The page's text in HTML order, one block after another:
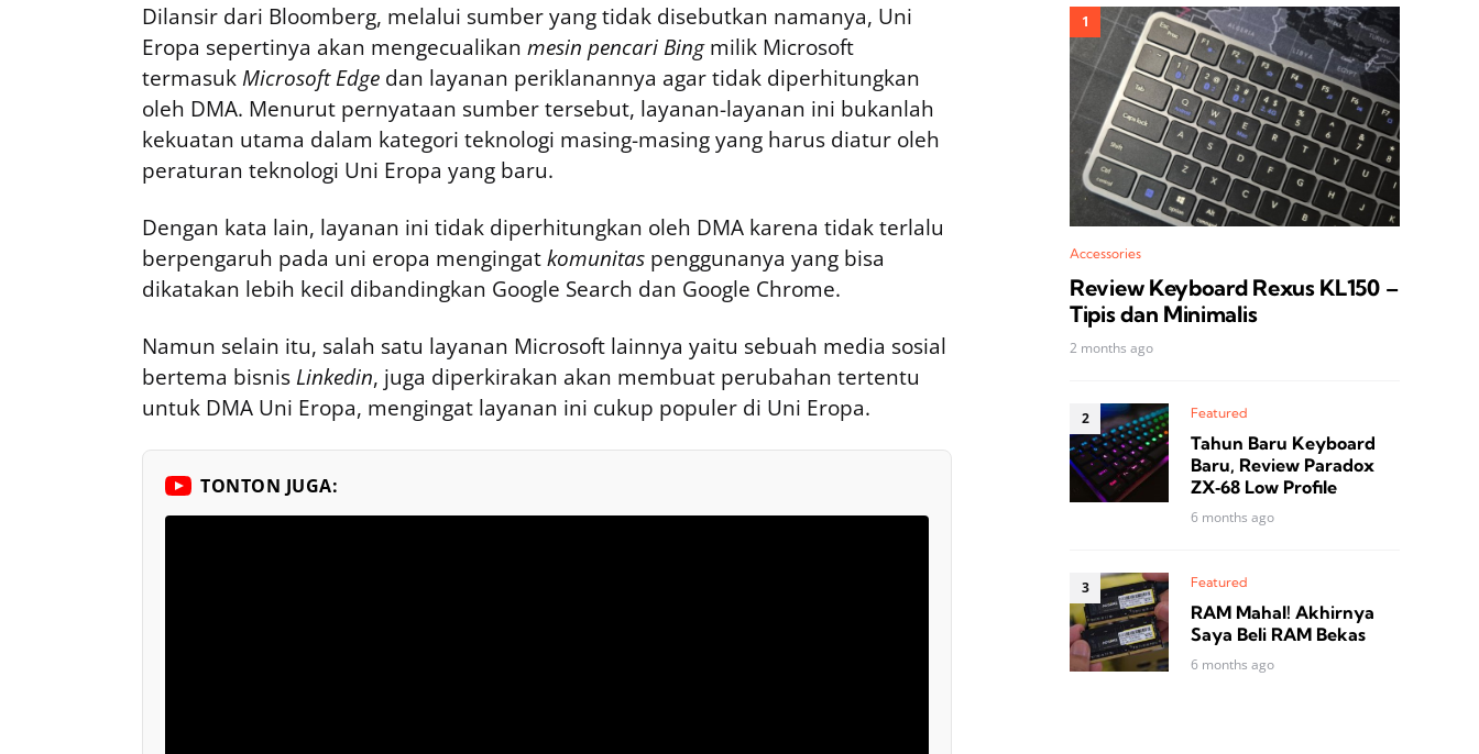
Dilansir dari Bloomberg, melalui sumber yang tidak disebutkan namanya, Uni
Eropa sepertinya akan mengecualikan mesin pencari Bingmilik Microsoft
termasukMicrosoft Edge dan layanan periklanannya agar tidak diperhitungkan
oleh DMA. Menurut pernyataan sumber tersebut, layanan-layanan ini bukanlah
kekuatan utama dalam kategori teknologi masing-masing yang harus diatur oleh
peraturan teknologi Uni Eropa yang baru.
Dengan kata lain, layanan ini tidak diperhitungkan oleh DMA karena tidak terlalu
berpengaruh pada uni eropa mengingatkomunitas penggunanya yang bisa
dikatakan lebih kecil dibandingkan Google Search dan Google Chrome.
Namun selain itu, salah satu layanan Microsoft lainnya yaitu sebuah media sosial
bertema bisnisLinkedin, juga diperkirakan akan membuat perubahan tertentu
untuk DMA Uni Eropa, mengingat layanan ini cukup populer di Uni Eropa.
TONTON JUGA:
Accessories
Review Keyboard Rexus KL150 –
Tipis dan Minimalis
2 months ago
Featured
Tahun Baru Keyboard
Baru, Review Paradox
ZX‑68 Low Profile
6 months ago
Featured
RAM Mahal! Akhirnya
Saya Beli RAM Bekas
6 months ago